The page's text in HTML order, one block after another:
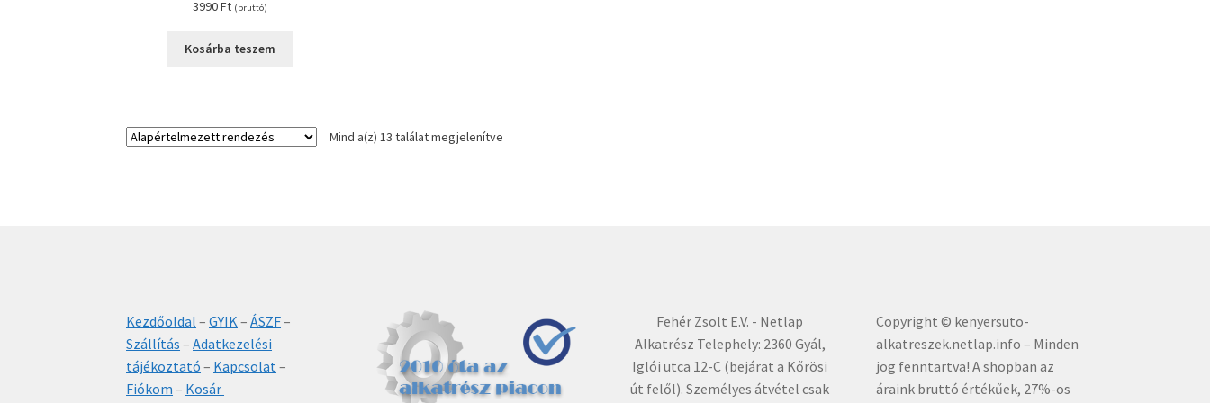
3990Ft (bruttó)
Kosárba teszem
Mind a(z) 13 találat megjelenítve
Kezdőoldal –GYIK –ÁSZF–
Szállítás –Adatkezelési
tájékoztató – Kapcsolat –
Fiókom – Kosár
Fehér Zsolt E.V. - Netlap
Alkatrész Telephely: 2360 Gyál,
Iglói utca 12-C (bejárat a Kőrösi
út felől). Személyes átvétel csak
Copyright © kenyersuto-
alkatreszek.netlap.info – Minden
jog fenntartva! A shopban az
áraink bruttó értékűek, 27%-os